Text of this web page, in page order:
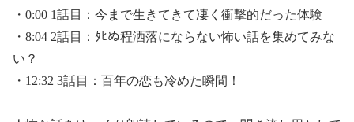
・0:00 1話目：今まで生きてきて凄く衝撃的だった体験
・8:04 2話目：ﾀﾋぬ程洒落にならない怖い話を集めてみな
い？
・12:32 3話目：百年の恋も冷めた瞬間！